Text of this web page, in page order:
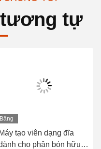
tương tự
Băng
hình
Máy tạo viên dạng đĩa
cho phân bón hữu